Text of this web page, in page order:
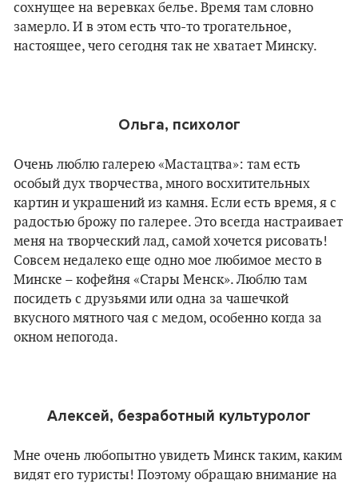
сохнущее на веревках белье. Время там словно
замерло. И в этом есть что-то трогательное,
настоящее, чего сегодня так не хватает Минску.
Ольга, психолог
Очень люблю галерею «Мастацтва»: там есть
особый дух творчества, много восхитительных
картин и украшений из камня. Если есть время, я с
радостью брожу по галерее. Это всегда настраивает
меня на творческий лад, самой хочется рисовать!
Совсем недалеко еще одно мое любимое место в
Минске – кофейня «Стары Менск». Люблю там
посидеть с друзьями или одна за чашечкой
вкусного мятного чая с медом, особенно когда за
окном непогода.
Алексей, безработный культуролог
Мне очень любопытно увидеть Минск таким, каким
видят его туристы! Поэтому обращаю внимание на